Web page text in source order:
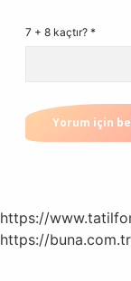
7 + 8 kaçtır? *
https://
https://buna.com.tr